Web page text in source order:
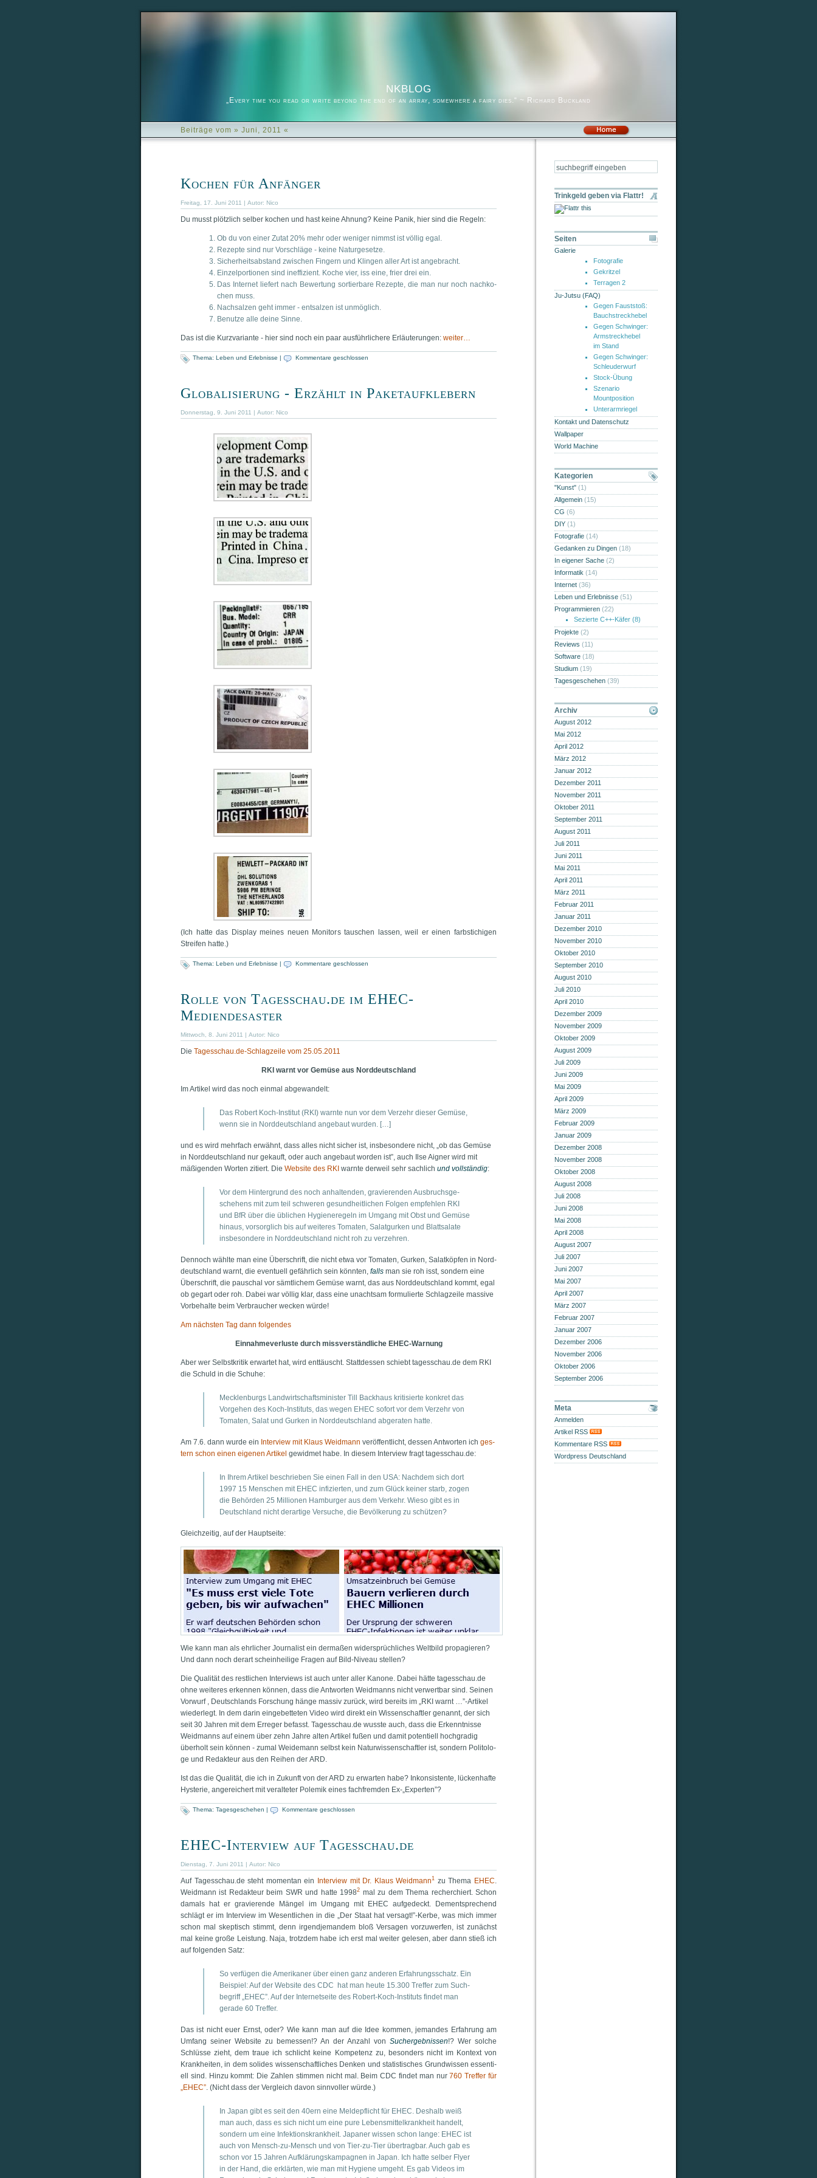
nkblog
„Every time you read or write beyond the end of an array, somewhere a fairy dies.“ ~ Richard Buckland
Beiträge vom » Juni, 2011 «
Kochen für Anfänger
Freitag, 17. Juni 2011 | Autor: Nico
Du musst plötz­lich sel­ber kochen und hast kei­ne Ahnung? Kei­ne Panik, hier sind die Regeln:
Ob du von einer Zutat 20% mehr oder weni­ger nimmst ist völ­lig egal.
Rezep­te sind nur Vor­schlä­ge - kei­ne Naturgesetze.
Sicher­heits­ab­stand zwi­schen Fin­gern und Klin­gen aller Art ist angebracht.
Ein­zel­por­tio­nen sind inef­fi­zi­ent. Koche vier, iss eine, frier drei ein.
Das Inter­net lie­fert nach Bewer­tung sor­tier­ba­re Rezep­te, die man nur noch nach­ko­
chen muss.
Nach­sal­zen geht immer - ent­sal­zen ist unmöglich.
Benut­ze alle dei­ne Sinne.
Das ist die Kurz­va­ri­an­te - hier sind noch ein paar aus­führ­li­che­re Erläu­te­run­gen: wei­ter…
Thema: Leben und Erlebnisse | Kommentare geschlossen
Globalisierung - Erzählt in Paketaufklebern
Donnerstag, 9. Juni 2011 | Autor: Nico
(Ich hat­te das Dis­play mei­nes neu­en Moni­tors tau­schen las­sen, weil er einen farb­sti­chi­gen
Strei­fen hatte.)
Thema: Leben und Erlebnisse | Kommentare geschlossen
Rolle von Tagesschau.de im EHEC-
Mediendesaster
Mittwoch, 8. Juni 2011 | Autor: Nico
Die Tagesschau.de-Schlagzeile vom 25.05.2011
RKI warnt vor Gemü­se aus Norddeutschland
Im Arti­kel wird das noch ein­mal abgewandelt:
Das Robert Koch-Insti­tut (RKI) warn­te nun vor dem Ver­zehr die­ser Gemü­se,
wenn sie in Nord­deutsch­land ange­baut wurden. […]
und es wird mehr­fach erwähnt, dass alles nicht sicher ist, ins­be­son­de­re nicht, „ob das Gemü­se
in Nord­deutsch­land nur gekauft, oder auch ange­baut wor­den ist”, auch Ilse Aigner wird mit
mäßi­gen­den Wor­ten zitiert. Die Web­site des RKI warn­te der­weil sehr sach­lich und voll­stän­dig:
Vor dem Hin­ter­grund des noch anhal­ten­den, gra­vie­ren­den Aus­bruchs­ge­
sche­hens mit zum teil schwe­ren gesund­heit­li­chen Fol­gen emp­feh­len RKI
und BfR über die übli­chen Hygie­ne­re­geln im Umgang mit Obst und Gemü­se
hin­aus, vor­sorg­lich bis auf wei­te­res Toma­ten, Salat­gur­ken und Blatt­sa­la­te
ins­be­son­de­re in Nord­deutsch­land nicht roh zu verzehren.
Den­noch wähl­te man eine Über­schrift, die nicht etwa vor Toma­ten, Gur­ken, Salat­köp­fen in Nord­
deutsch­land warnt, die even­tu­ell gefähr­lich sein könn­ten, falls man sie roh isst, son­dern eine
Über­schrift, die pau­schal vor sämt­li­chem Gemü­se warnt, das aus Nord­deutsch­land kommt, egal
ob gegart oder roh. Dabei war völ­lig klar, dass eine unacht­sam for­mu­lier­te Schlag­zei­le mas­si­ve
Vor­be­hal­te beim Ver­brau­cher wecken würde!
Am nächs­ten Tag dann folgendes
Ein­nah­me­ver­lus­te durch miss­ver­ständ­li­che EHEC-Warnung
Aber wer Selbst­kri­tik erwar­tet hat, wird ent­täuscht. Statt­des­sen schiebt tagesschau.de dem RKI
die Schuld in die Schuhe:
Meck­len­burgs Land­wirt­schafts­mi­nis­ter Till Back­haus kri­ti­sier­te kon­kret das
Vor­ge­hen des Koch-Insti­tuts, das wegen EHEC sofort vor dem Ver­zehr von
Toma­ten, Salat und Gur­ken in Nord­deutsch­land abge­ra­ten hatte.
Am 7.6. dann wur­de ein Inter­view mit Klaus Weid­mann ver­öf­fent­licht, des­sen Ant­wor­ten ich ges­
tern schon einen eige­nen Arti­kel gewid­met habe. In die­sem Inter­view fragt tagesschau.de:
In Ihrem Arti­kel beschrie­ben Sie einen Fall in den USA: Nach­dem sich dort
1997 15 Men­schen mit EHEC infi­zier­ten, und zum Glück kei­ner starb, zogen
die Behör­den 25 Mil­lio­nen Ham­bur­ger aus dem Ver­kehr. Wie­so gibt es in
Deutsch­land nicht der­ar­ti­ge Ver­su­che, die Bevöl­ke­rung zu schützen?
Gleich­zei­tig, auf der Hauptseite:
Wie kann man als ehr­li­cher Jour­na­list ein der­ma­ßen wider­sprüch­li­ches Welt­bild pro­pa­gie­ren?
Und dann noch der­art schein­hei­li­ge Fra­gen auf Bild-Niveau stellen?
Die Qua­li­tät des rest­li­chen Inter­views ist auch unter aller Kano­ne. Dabei hät­te tagesschau.de
ohne wei­te­res erken­nen kön­nen, dass die Ant­wor­ten Weid­manns nicht ver­wert­bar sind. Sei­nen
Vor­wurf , Deutsch­lands For­schung hän­ge mas­siv zurück, wird bereits im „RKI warnt …”-Arti­kel
wie­der­legt. In dem dar­in ein­ge­bet­te­ten Video wird direkt ein Wis­sen­schaft­ler genannt, der sich
seit 30 Jah­ren mit dem Erre­ger befasst. Tagesschau.de wuss­te auch, dass die Erkennt­nis­se
Weid­manns auf einem über zehn Jah­re alten Arti­kel fußen und damit poten­ti­ell hoch­gra­dig
über­holt sein kön­nen - zumal Wei­de­mann selbst kein Natur­wis­sen­schaft­ler ist, son­dern Poli­to­lo­
ge und Redak­teur aus den Rei­hen der ARD.
Ist das die Qua­li­tät, die ich in Zukunft von der ARD zu erwar­ten habe? Inkon­sis­ten­te, lücken­haf­te
Hys­te­rie, ange­rei­chert mit ver­al­te­ter Pole­mik eines fach­frem­den Ex-„Experten”?
Thema: Tagesgeschehen | Kommentare geschlossen
EHEC-Interview auf Tagesschau.de
Dienstag, 7. Juni 2011 | Autor: Nico
Auf Tagesschau.de steht momen­tan ein Inter­view mit Dr. Klaus Weid­mann1 zu The­ma EHEC
Weid­mann ist Redak­teur beim SWR und hat­te 19982 mal zu dem The­ma recher­chiert. Schon
damals hat er gra­vie­ren­de Män­gel im Umgang mit EHEC auf­ge­deckt. Dem­entspre­chend
schlägt er im Inter­view im Wesent­li­chen in die „Der Staat hat versagt!”-Kerbe, was mich immer
schon mal skep­tisch stimmt, denn irgend­je­man­dem bloß Ver­sa­gen vor­zu­wer­fen, ist zunächst
mal kei­ne gro­ße Leis­tung. Naja, trotz­dem habe ich erst mal wei­ter gele­sen, aber dann stieß ich
auf fol­gen­den Satz:
So ver­fü­gen die Ame­ri­ka­ner über einen ganz ande­ren Erfah­rungs­schatz. Ein
Bei­spiel: Auf der Web­site des CDC hat man heu­te 15.300 Tref­fer zum Such­
be­griff „EHEC”. Auf der Inter­net­sei­te des Robert-Koch-Insti­tuts fin­det man
gera­de 60 Treffer.
Das ist nicht euer Ernst, oder? Wie kann man auf die Idee kom­men, jeman­des Erfah­rung am
Umfang sei­ner Web­site zu bemes­sen!? An der Anzahl von Such­ergeb­nis­sen!? Wer sol­che
Schlüs­se zieht, dem traue ich schlicht kei­ne Kom­pe­tenz zu, beson­ders nicht im Kon­text von
Krank­hei­ten, in dem soli­des wis­sen­schaft­li­ches Den­ken und sta­tis­ti­sches Grund­wis­sen essen­ti­
ell sind. Hin­zu kommt: Die Zah­len stim­men nicht mal. Beim CDC fin­det man nur760 Tref­fer für
„EHEC” . (Nicht dass der Ver­gleich davon sinn­vol­ler würde.)
In Japan gibt es seit den 40ern eine Mel­de­pflicht für EHEC. Des­halb weiß
man auch, dass es sich nicht um eine pure Lebens­mit­tel­krank­heit han­delt,
son­dern um eine Infek­ti­ons­krank­heit. Japa­ner wis­sen schon lan­ge: EHEC ist
auch von Mensch-zu-Mensch und von Tier-zu-Tier über­trag­bar. Auch gab es
schon vor 15 Jah­ren Auf­klä­rungs­kam­pa­gnen in Japan. Ich hat­te sel­ber Fly­er
in der Hand, die erklär­ten, wie man mit Hygie­ne umgeht. Es gab Vide­os im
Trinkgeld geben via Flattr!
Seiten
Galerie
Fotografie
Gekritzel
Terragen 2
Ju-Jutsu (FAQ)
Gegen Fauststoß:
Bauchstreckhebel
Gegen Schwinger:
Armstreckhebel
im Stand
Gegen Schwinger:
Schleuderwurf
Stock-Übung
Szenario
Mountposition
Unterarmriegel
Kontakt und Datenschutz
Wallpaper
World Machine
Kategorien
"Kunst" (1)
Allgemein (15)
CG (6)
DIY (1)
Fotografie (14)
Gedanken zu Dingen (18)
In eigener Sache (2)
Informatik (14)
Internet (36)
Leben und Erlebnisse (51)
Programmieren (22)
Sezierte C++-Käfer (8)
Projekte (2)
Reviews (11)
Software (18)
Studium (19)
Tagesgeschehen (39)
Archiv
August 2012
Mai 2012
April 2012
März 2012
Januar 2012
Dezember 2011
November 2011
Oktober 2011
September 2011
August 2011
Juli 2011
Juni 2011
Mai 2011
April 2011
März 2011
Februar 2011
Januar 2011
Dezember 2010
November 2010
Oktober 2010
September 2010
August 2010
Juli 2010
April 2010
Dezember 2009
November 2009
Oktober 2009
August 2009
Juli 2009
Juni 2009
Mai 2009
April 2009
März 2009
Februar 2009
Januar 2009
Dezember 2008
November 2008
Oktober 2008
August 2008
Juli 2008
Juni 2008
Mai 2008
April 2008
August 2007
Juli 2007
Juni 2007
Mai 2007
April 2007
März 2007
Februar 2007
Januar 2007
Dezember 2006
November 2006
Oktober 2006
September 2006
Meta
Anmelden
Artikel RSS
Kommentare RSS
Wordpress Deutschland